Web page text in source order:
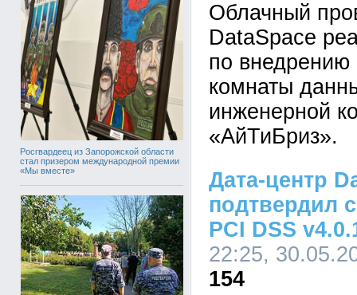
Росгвардеец из Запорожской области
стал призером международной премии
«Мы вместе»
Облачный
DataSpace
по внедрению
комнаты
инженерной
«АйТиБриз».
Дата-центр
подтвердил
PCI DSS
22:25,
154